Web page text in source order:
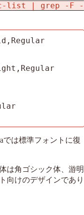
list | grep -F -
では標準フォントに復
は角ゴシック体、游明
向けのデザインであり